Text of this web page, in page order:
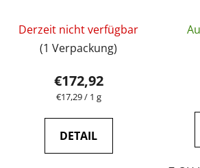
höchster Qualität |
GreenGurudurchschnittliche
Produktbewertung
ist
5,0
5
Derzeit nicht verfügbar
(1 Verpackung)
€172,92
Verkaufspreis:
€17,29 / 1 g
DETAIL